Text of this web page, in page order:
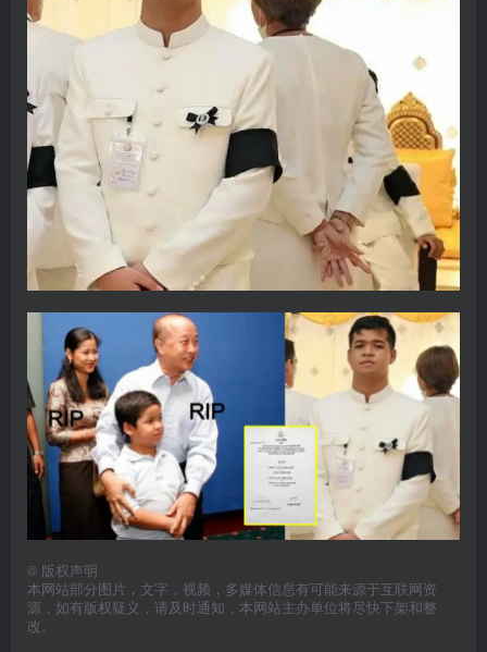
© 版权声明
本网站部分图片，文字，视频，多媒体信息有可能来源于互联网资
源，如有版权疑义，请及时通知，本网站主办单位将尽快下架和整
改。